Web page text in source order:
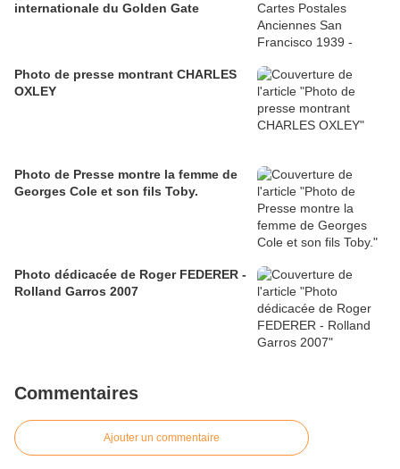
internationale du Golden Gate
Photo de presse montrant CHARLES
OXLEY
Photo de Presse montre la femme de
Georges Cole et son fils Toby.
Photo dédicacée de Roger FEDERER -
Rolland Garros 2007
Commentaires
Ajouter un commentaire